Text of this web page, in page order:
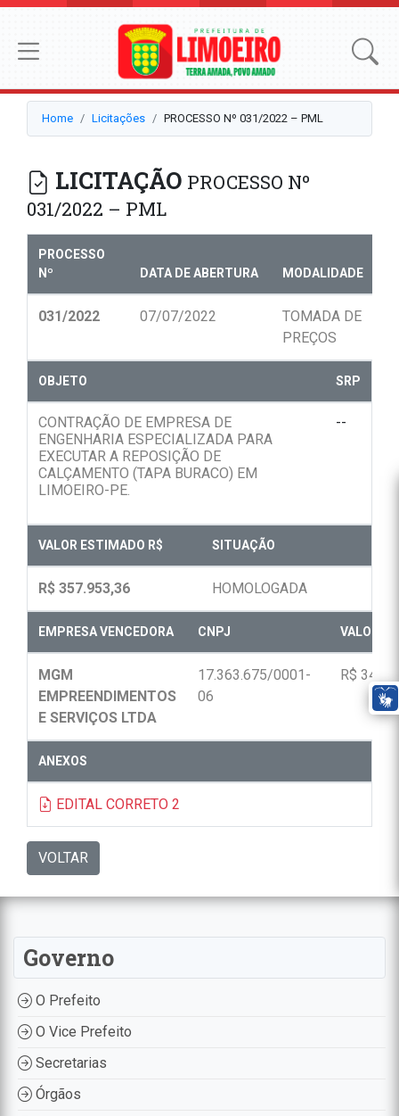
Home Licitações PROCESSO Nº 031/2022 – PML
LICITAÇÃO PROCESSO Nº
031/2022 – PML
PROCESSO
Nº
DATA DE ABERTURA MODALIDADE
031/2022 07/07/2022
TOMADA DE
PREÇOS
OBJETO SRP
CONTRAÇÃO DE EMPRESA DE
ENGENHARIA ESPECIALIZADA PARA
EXECUTAR A REPOSIÇÃO DE
CALÇAMENTO (TAPA BURACO) EM
LIMOEIRO-PE.
--
VALOR ESTIMADO R$ SITUAÇÃO
R$ 357.953,36 HOMOLOGADA
EMPRESA VENCEDORA CNPJ VALOR
MGM
EMPREENDIMENTOS
E SERVIÇOS LTDA
17.363.675/0001-
06
R$
ANEXOS
EDITAL CORRETO 2
VOLTAR
Governo
O Prefeito
O Vice Prefeito
Secretarias
Órgãos